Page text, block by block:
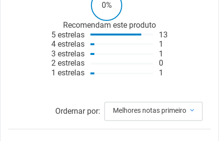
0%
Recomendam este produto
5 estrelas
4 estrelas
3 estrelas
2 estrelas
1 estrelas
13
1
1
0
1
Ordernar por: Melhores notas primeiro